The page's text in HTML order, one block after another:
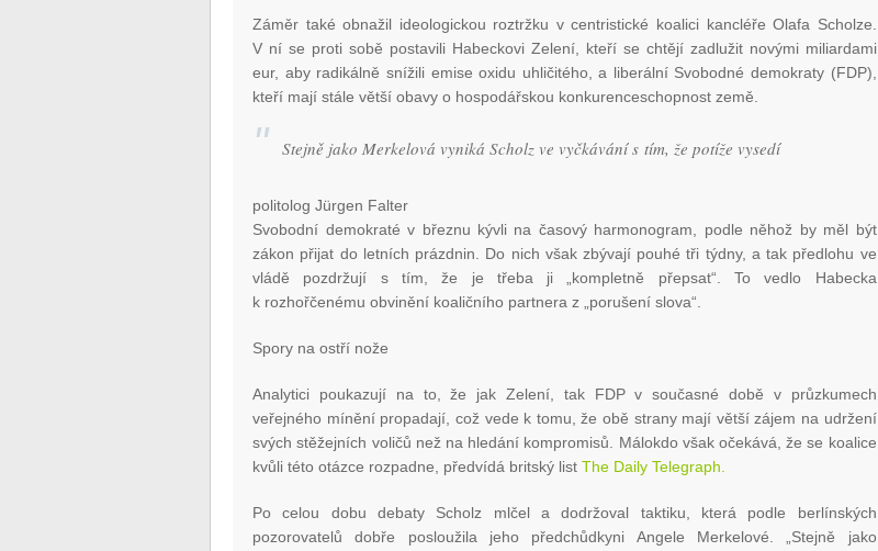
Záměr také obnažil ideologickou roztržku v centristické koalici kancléře Olafa Scholze.
V ní se proti sobě postavili Habeckovi Zelení, kteří se chtějí zadlužit novými miliardami
eur, aby radikálně snížili emise oxidu uhličitého, a liberální Svobodné demokraty (FDP),
kteří mají stále větší obavy o hospodářskou konkurenceschopnost země.
Stejně jako Merkelová vyniká Scholz ve vyčkávání s tím, že potíže vysedí
politolog Jürgen Falter
Svobodní demokraté v březnu kývli na časový harmonogram, podle něhož by měl být
zákon přijat do letních prázdnin. Do nich však zbývají pouhé tři týdny, a tak předlohu ve
vládě pozdržují s tím, že je třeba ji „kompletně přepsat“. To vedlo Habecka
k rozhořčenému obvinění koaličního partnera z „porušení slova“.
Spory na ostří nože
Analytici poukazují na to, že jak Zelení, tak FDP v současné době v průzkumech
veřejného mínění propadají, což vede k tomu, že obě strany mají větší zájem na udržení
svých stěžejních voličů než na hledání kompromisů. Málokdo však očekává, že se koalice
kvůli této otázce rozpadne, předvídá britský listThe Daily Telegraph.
Po celou dobu debaty Scholz mlčel a dodržoval taktiku, která podle berlínských
pozorovatelů dobře posloužila jeho předchůdkyni Angele Merkelové. „Stejně jako